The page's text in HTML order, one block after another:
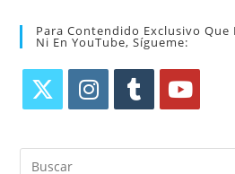
Para Contendido Exclusivo Que
Ni En YouTube, Sígueme: